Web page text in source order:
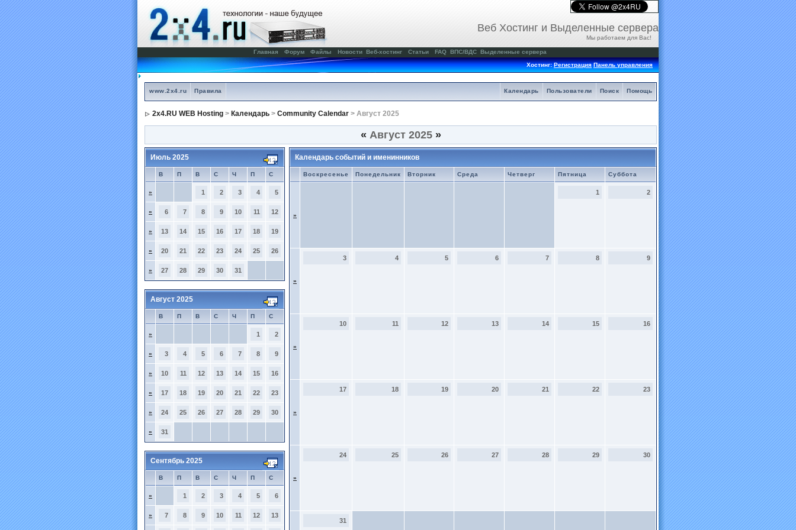
Веб Хостинг и Выделенные сервера
Мы работаем для Вас!
Главная Форум Файлы Новости Веб-хостинг Статьи FAQ ВПС/ВДС Выделенные сервера
Хостинг:Регистрация Панель управления
www.2x4.ru Правила Помощь
Поиск
Пользователи
Календарь
2x4.RU WEB Hosting > Календарь > Community Calendar > Август 2025
« Август 2025 »
Июль 2025
В П В С Ч П С
» 1 2 3 4 5
» 6 7 8 9 10 11 12
» 13 14 15 16 17 18 19
» 20 21 22 23 24 25 26
» 27 28 29 30 31
Август 2025
В П В С Ч П С
» 1 2
» 3 4 5 6 7 8 9
» 10 11 12 13 14 15 16
» 17 18 19 20 21 22 23
» 24 25 26 27 28 29 30
» 31
Сентябрь 2025
В П В С Ч П С
» 1 2 3 4 5 6
» 7 8 9 10 11 12 13
Календарь событий и именинников
Воскресенье Понедельник Вторник Среда Четверг Пятница Суббота
»
1 2
»
3 4 5 6 7 8 9
»
10 11 12 13 14 15 16
»
17 18 19 20 21 22 23
»
24 25 26 27 28 29 30
31